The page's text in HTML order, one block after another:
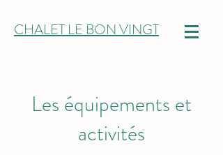
CHALET LE BON VINGT
Les équipements et
activités